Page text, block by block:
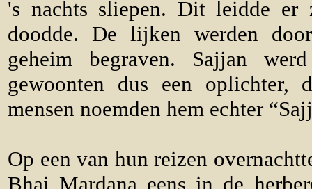
's nachts sliepen. Dit leidde er
doodde. De lijken werden
geheim begraven. Sajjan
gewoonten dus een oplichter,
mensen noemden hem echter
Op een van hun reizen
Bhai Mardana eens in de